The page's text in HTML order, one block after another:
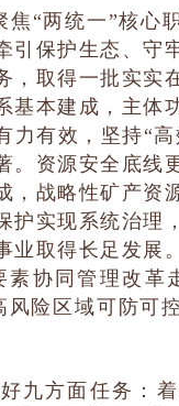
“两统一”核心
引保护生态、守
，取得一批实实
本建成，主体
力有效，坚持“
资源安全底线
战略性矿产资
护实现系统治理
业取得长足发展
协同管理改革
险区域可防可
九方面任务：